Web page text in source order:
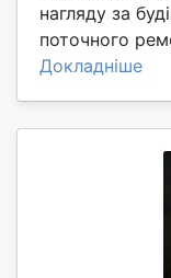
нагляду за
поточного
Докладніше